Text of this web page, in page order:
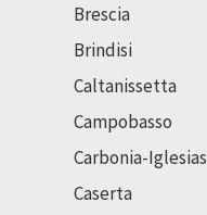
Brescia
Brindisi
Caltanissetta
Campobasso
Carbonia-Iglesias
Caserta